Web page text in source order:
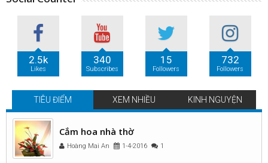
2.5k
Likes
340
Subscribes
15
Followers
732
Followers
TIÊU ĐIỂM XEM NHIỀU KINH NGUYỆN
Cắm hoa nhà thờ
Hoàng Mai An 1-4-2016 1